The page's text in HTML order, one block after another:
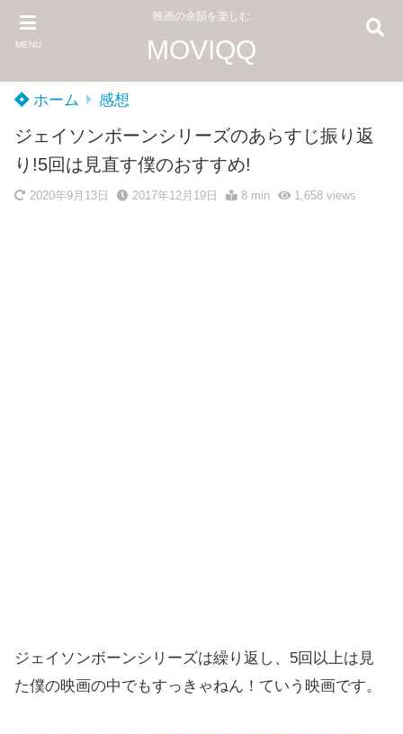
MENU
映画の余韻を楽しむ
MOVIQQ
ホーム 感想
ジェイソンボーンシリーズのあらすじ振り返
り!5回は見直す僕のおすすめ!
2020年9月13日 2017年12月19日 8 min 1,658views
ジェイソンボーンシリーズは繰り返し、5回以上は見
た僕の映画の中でもすっきゃねん！ていう映画です。